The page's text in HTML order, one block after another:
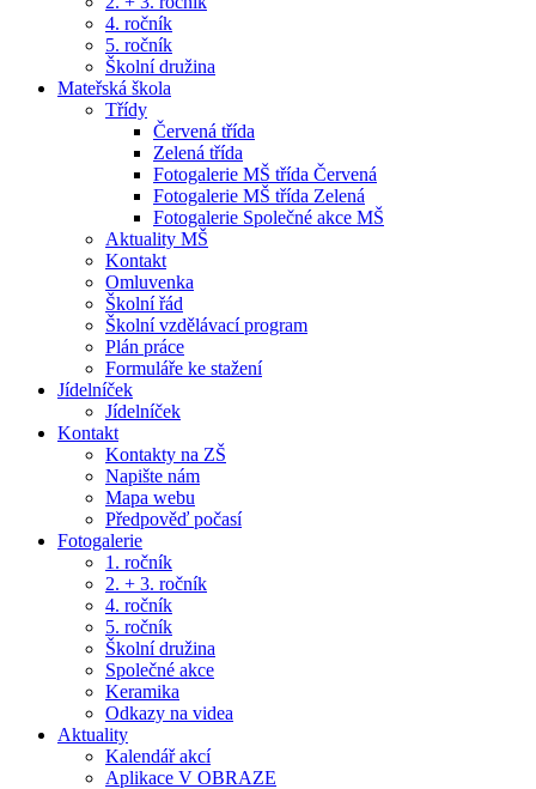
4. ročník
5. ročník
Školní družina
Mateřská škola
Třídy
Červená třída
Zelená třída
Fotogalerie MŠ třída Červená
Fotogalerie MŠ třída Zelená
Fotogalerie Společné akce MŠ
Aktuality MŠ
Kontakt
Omluvenka
Školní řád
Školní vzdělávací program
Plán práce
Formuláře ke stažení
Jídelníček
Jídelníček
Kontakt
Kontakty na ZŠ
Napište nám
Mapa webu
Předpověď počasí
Fotogalerie
1. ročník
2. + 3. ročník
4. ročník
5. ročník
Školní družina
Společné akce
Keramika
Odkazy na videa
Aktuality
Kalendář akcí
Aplikace V OBRAZE